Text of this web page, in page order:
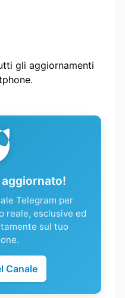
gli aggiornamenti
aggiornato!
Telegram per
reale, esclusive ed
sul tuo
Canale